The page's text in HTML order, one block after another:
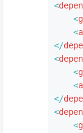
<
<
<
</
<
<
<
</
<
<